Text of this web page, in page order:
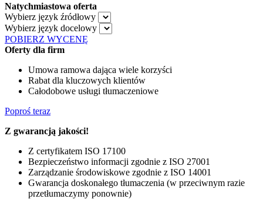
Natychmiastowa oferta
Wybierz język źródłowy
Wybierz język docelowy
POBIERZ WYCENĘ
Oferty dla firm
Umowa ramowa dająca wiele korzyści
Rabat dla kluczowych klientów
Całodobowe usługi tłumaczeniowe
Poproś teraz
Z gwarancją jakości!
Z certyfikatem ISO 17100
Bezpieczeństwo informacji zgodnie z ISO 27001
Zarządzanie środowiskowe zgodnie z ISO 14001
Gwarancja doskonałego tłumaczenia (w przeciwnym razie
przetłumaczymy ponownie)